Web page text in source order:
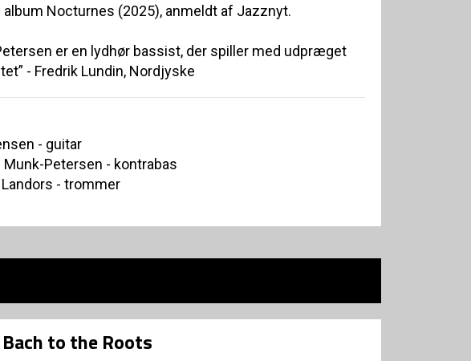
Nocturnes (2025), anmeldt af Jazznyt.
er en lydhør bassist, der spiller med udpræget
- Fredrik Lundin, Nordjyske
- guitar
Petersen - kontrabas
- trommer
to the Roots